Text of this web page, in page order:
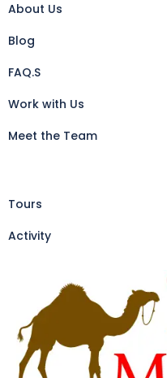
About Us
Blog
FAQ.S
Work with Us
Meet the Team
Tours
Activity